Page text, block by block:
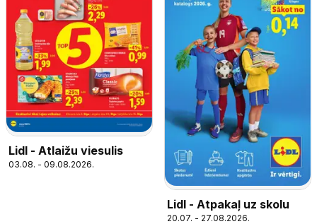
Lidl - Atlaižu viesulis
03.08. - 09.08.2026.
Lidl - Atpakaļ uz skolu
20.07. - 27.08.2026.